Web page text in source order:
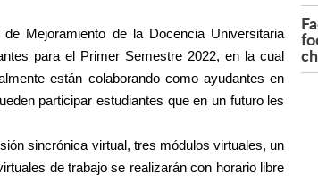
de Mejoramiento de la Docencia Universitaria
para el Primer Semestre 2022,en la cual
están colaborando como ayudantes en
participar estudiantes que en un futuro les
sincrónica virtual, tres módulos virtuales, un
de trabajo se realizarán con horario libre